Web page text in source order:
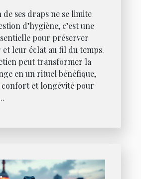
ses draps ne se limite
d’hygiène, c’est une
pour préserver
leur éclat au fil du temps.
peut transformer la
en un rituel bénéfique,
et longévité pour